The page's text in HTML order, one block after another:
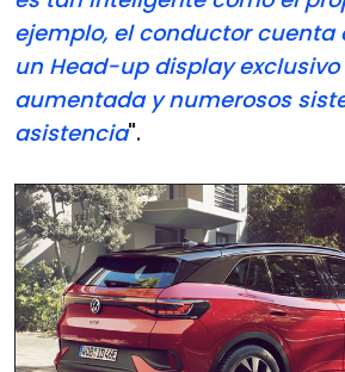
ejemplo, el conductor cuenta
un Head-up display
aumentada y numerosos
asistencia".